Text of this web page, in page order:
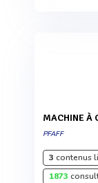
MACHINE
PFAFF
3 contenus
1873